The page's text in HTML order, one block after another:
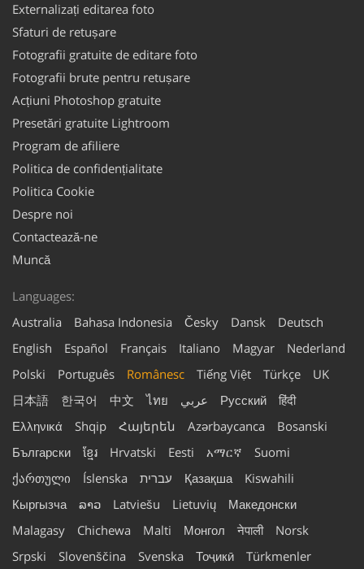
Externalizați editarea foto
Sfaturi de retușare
Fotografii gratuite de editare foto
Fotografii brute pentru retușare
Acțiuni Photoshop gratuite
Presetări gratuite Lightroom
Program de afiliere
Politica de confidențialitate
Politica Cookie
Despre noi
Contactează-ne
Muncă
Languages:
Australia
Bahasa Indonesia Česky Dansk
Deutsch
English
Español Français Italiano Magyar
Nederland
Polski
Português Românesc Tiếng Việt Türkçe
UK
日本語
한국어 中文 ไทย عربي Русский
हिंदी
Ελληνικά
Shqip Հայերեն Azərbaycanca
Bosanski
Български
ខ្មែរ Hrvatski Eesti አማርኛ
Suomi
ქართული
Íslenska עברית Қазақша
Kiswahili
Кыргызча
ລາວ Latviešu Lietuvių
Македонски
Malagasy
Chichewa Malti Монгол नेपाली
Norsk
Srpski
Slovenščina Svenska Тоҷикӣ Türkmenler